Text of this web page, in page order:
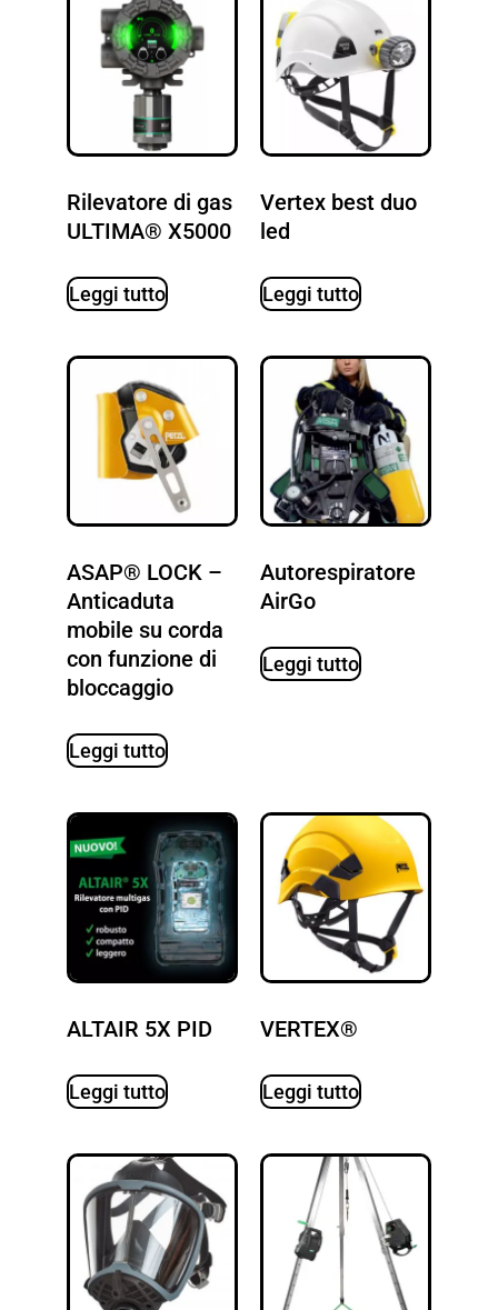
Rilevatore di gas
ULTIMA® X5000
Leggi tutto
Vertex best duo
led
Leggi tutto
ASAP® LOCK –
Anticaduta
mobile su corda
con funzione di
bloccaggio
Leggi tutto
Autorespiratore
AirGo
Leggi tutto
ALTAIR 5X PID
Leggi tutto
VERTEX®
Leggi tutto